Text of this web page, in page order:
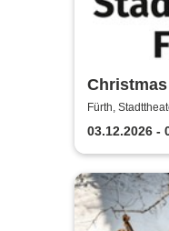
Fürth,
03.12.2026 -